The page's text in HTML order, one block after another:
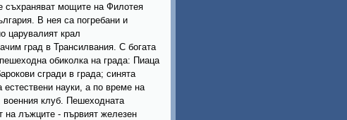
съхраняват мощите на Филотея
В нея са погребани и
царувалият крал
град в Трансилвания. С богата
обиколка на града: Пиаца
сгради в града; синята
науки, а по време на
военния клуб. Пешеходната
на лъжците - първият железен